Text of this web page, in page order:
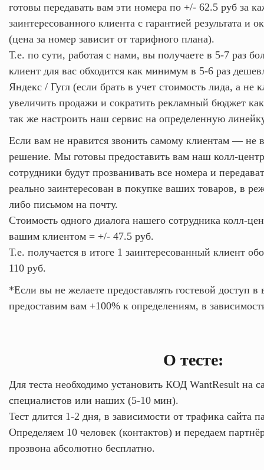
готовы передавать вам эти номера по +/- 62.5 руб за
заинтересованного клиента с гарантией результата и
(цена за номер зависит от тарифного плана).
Т.е. по сути, работая с нами, вы получаете в 5-7 раз
клиент для вас обходится как минимум в 5-6 раз
Яндекс / Гугл (если брать в учет стоимость лида, а не
увеличить продажи и сократить рекламный бюджет
так же настроить наш сервис на определенную
Если вам не нравится звонить самому клиентам — не
решение. Мы готовы предоставить вам наш колл-
сотрудники будут прозванивать все номера и
реально заинтересован в покупке ваших товаров, в
либо письмом на почту.
Стоимость одного диалога нашего сотрудника колл-
вашим клиентом = +/- 47.5 руб.
Т.е. получается в итоге 1 заинтересованный клиент
110 руб.
*Если вы не желаете предоставлять гостевой доступ
предоставим вам +100% к определениям, в
О тесте:
Для теста необходимо установить КОД WantResult на
специалистов или наших (5-10 мин).
Тест длится 1-2 дня, в зависимости от трафика сайта
Определяем 10 человек (контактов) и передаем
прозвона абсолютно бесплатно.